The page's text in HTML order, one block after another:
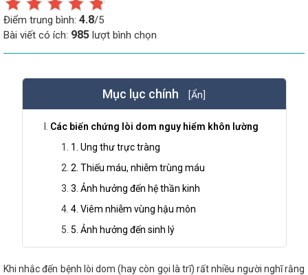
Điểm trung bình: 4.8/5
Bài viết có ích: 985 lượt bình chọn
Mục lục chính [Ẩn]
Các biến chứng lòi dom nguy hiểm khôn lường
1. Ung thư trực tràng
2. Thiếu máu, nhiễm trùng máu
3. Ảnh hưởng đến hệ thần kinh
4. Viêm nhiễm vùng hậu môn
5. Ảnh hưởng đến sinh lý
Khi nhắc đến bệnh lòi dom (hay còn gọi là trĩ) rất nhiều người nghĩ rằng